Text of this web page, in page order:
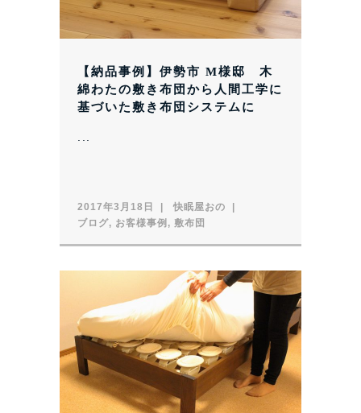
【納品事例】伊勢市 M様邸 木
綿わたの敷き布団から人間工学に
基づいた敷き布団システムに
2017年3月18日
快眠屋おの
ブログ, お客様事例 , 敷布団